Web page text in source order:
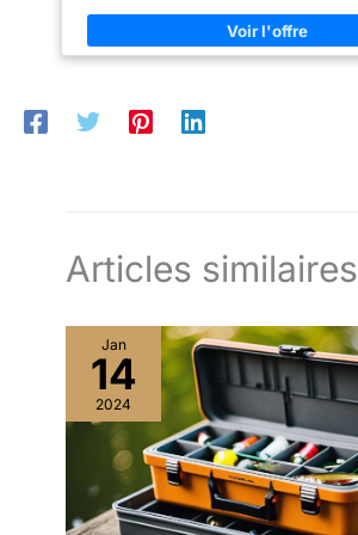
Articles similaires
Jan
14
2024